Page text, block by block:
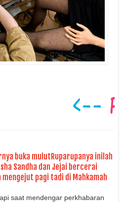
buka mulutRuparupanya inilah
Sandha dan Jejai bercerai
pagi tadi di Mahkamah
saat mendengar perkhabaran